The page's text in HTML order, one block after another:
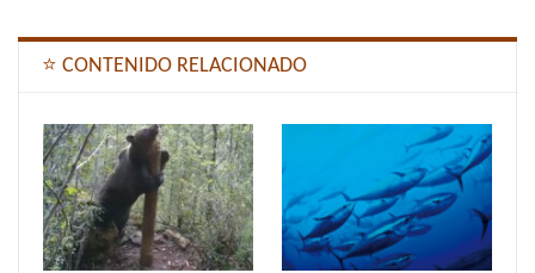
⭐ CONTENIDO RELACIONADO